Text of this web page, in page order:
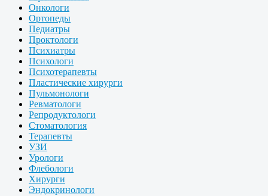
Онкологи
Ортопеды
Педиатры
Проктологи
Психиатры
Психологи
Психотерапевты
Пластические хирурги
Пульмонологи
Ревматологи
Репродуктологи
Стоматология
Терапевты
УЗИ
Урологи
Флебологи
Хирурги
Эндокринологи